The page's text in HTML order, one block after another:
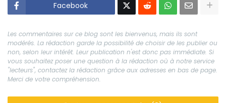
Facebook
Les commentaires sur ce blog sont les bienvenus, mais ils sont
modérés. La rédaction garde la possibilité de choisir de les publier ou
non, selon leur intérêt. Leur publication n'est donc pas immédiate. Si
vous souhaitez poser une question à la rédaction où à notre service
"lecteurs", contactez la rédaction grâce aux adresses en bas de page.
Merci de votre compréhension.